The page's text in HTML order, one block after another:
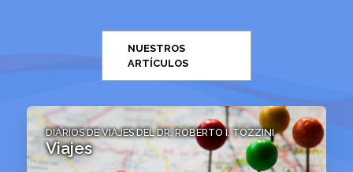
NUESTROS
ARTÍCULOS
DIARIOS DE VIAJES DEL DR. ROBERTO I. TOZZINI
Viajes